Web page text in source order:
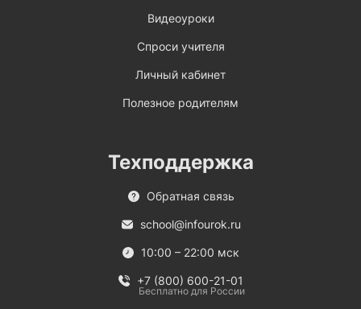
Видеоуроки
Спроси учителя
Личный кабинет
Полезное родителям
Техподдержка
Обратная связь
school@infourok.ru
10:00 – 22:00 мск
+7 (800) 600-21-01
Бесплатно для России